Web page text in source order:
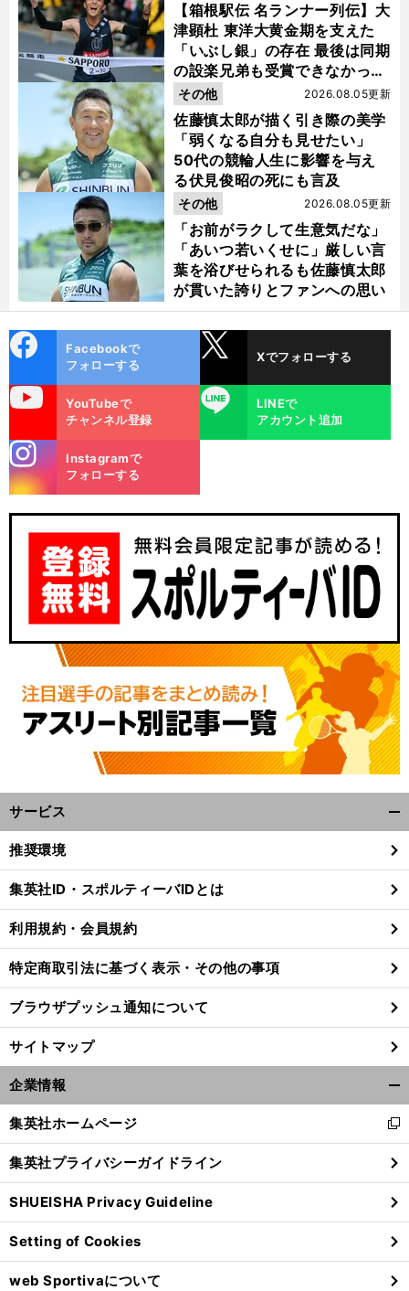
箱
ど
、
」
【箱根駅伝 名ランナー列伝】大
津顕杜 東洋大黄金期を支えた
「いぶし銀」の存在 最後は同期
の設楽兄弟も受賞できなかった
金栗杯に輝く
佐藤慎太郎が描く引き際の美学
「弱くなる自分も見せたい」
50代の競輪人生に影響を与え
る伏見俊昭の死にも言及
2026.08.05更新
その他
「お前がラクして生意気だな」
「あいつ若いくせに」厳しい言
葉を浴びせられるも佐藤慎太郎
が貫いた誇りとファンへの思い
2026.08.05更新
その他
ok
Facebookで
フォローする
Xでフォローする
YouTubeで
チャンネル登録
LINE
LINEで
アカウント追加
m
Instagramで
フォローする
サービス
閉
る
推奨環境
集英社ID・スポルティーバIDとは
利用規約・会員規約
特定商取引法に基づく表示・その他の事項
ブラウザプッシュ通知について
サイトマップ
企業情報
閉
る
集英社ホームページ
新
し
い
ウ
ィ
ン
ド
ウ
で
集英社プライバシーガイドライン
SHUEISHA Privacy Guideline
Setting of Cookies
web Sportivaについて